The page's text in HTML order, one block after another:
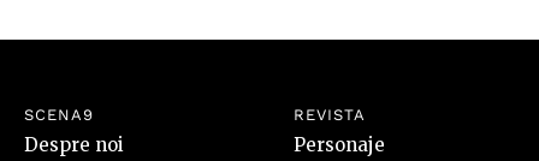
SCENA9
Despre noi
REVISTA
Personaje